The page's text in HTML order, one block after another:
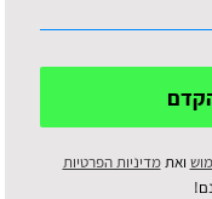
ואתמדיניות הפרטיות